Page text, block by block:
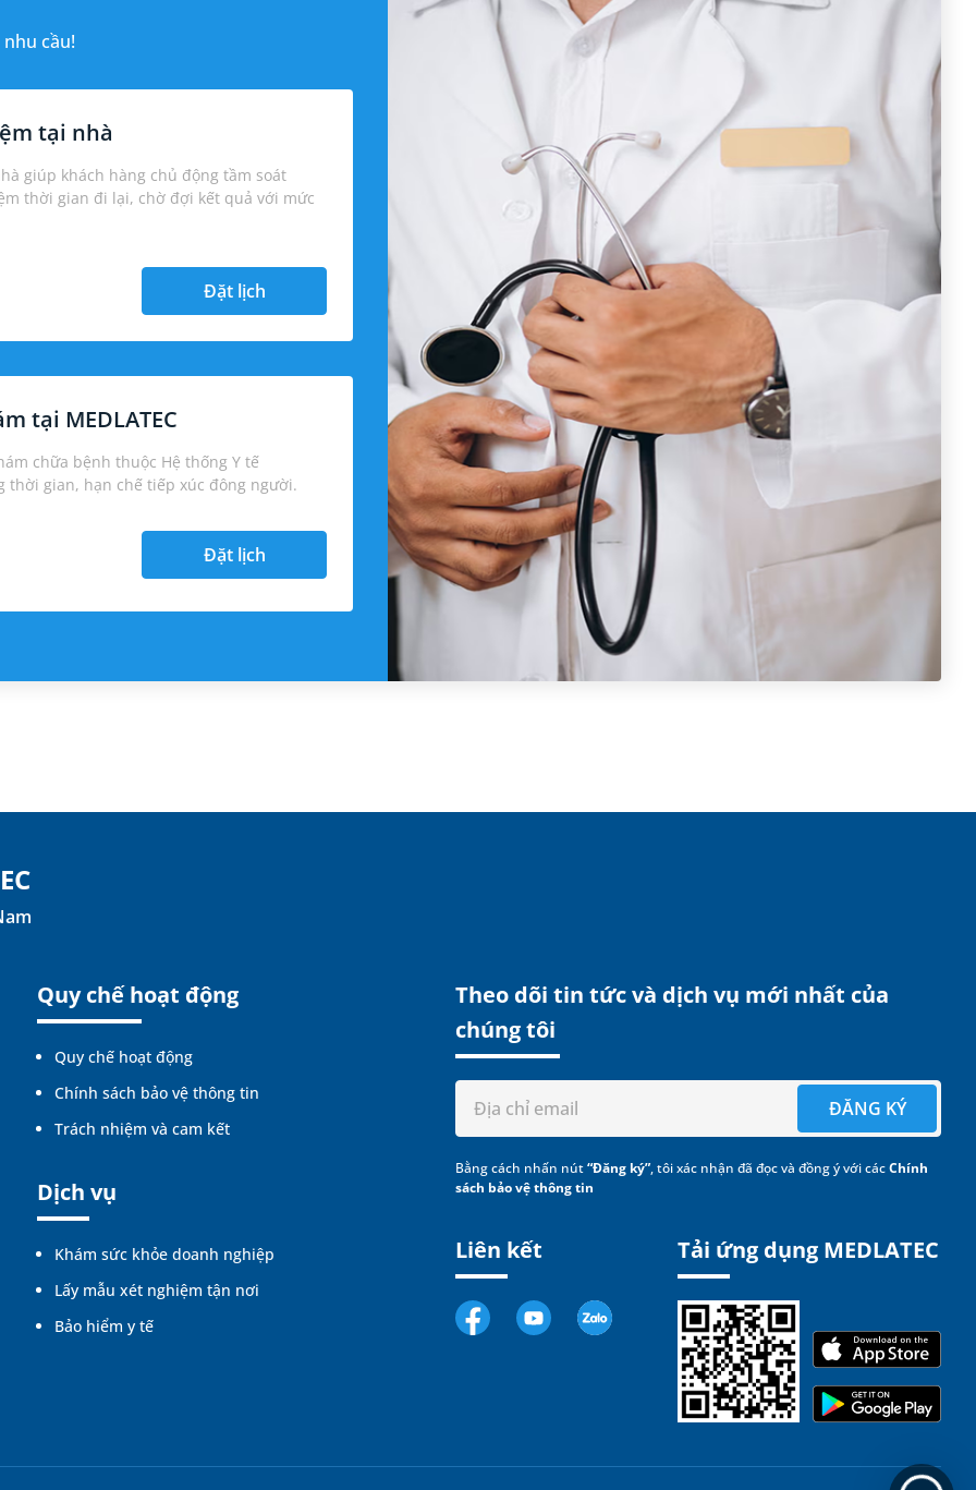
cầu!
tại nhà
giúp khách hàng chủ động tầm soát
thời gian đi lại, chờ đợi kết quả với mức
Đặt lịch
tại MEDLATEC
chữa bệnh thuộc Hệ thống Y tế
thời gian, hạn chế tiếp xúc đông người.
Đặt lịch
Quy chế hoạt động
Quy chế hoạt động
Chính sách bảo vệ thông tin
Trách nhiệm và cam kết
Dịch vụ
Khám sức khỏe doanh nghiệp
Lấy mẫu xét nghiệm tận nơi
Bảo hiểm y tế
Theo dõi tin tức và dịch vụ mới nhất của
chúng tôi
ĐĂNG KÝ
Bằng cách nhấn nút“Đăng ký”, tôi xác nhận đã đọc và đồng ý với cácChính
sách bảo vệ thông tin
Liên kết Tải ứng dụng MEDLATEC